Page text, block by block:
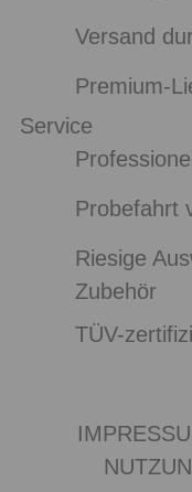
Versand
Premium-
Service
Probefahrt
Riesige
Zubehör
TÜV-